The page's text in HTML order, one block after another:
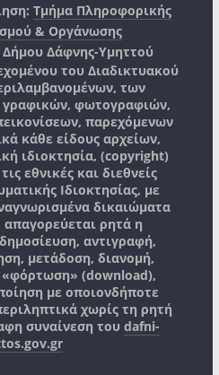
Τμήμα Πληροφορικής
& Οργάνωσης
Δήμου Δάφνης-Υμηττού
του Διαδικτυακού
των
γραφικών, φωτογραφιών,
παρεχόμενων
κάθε είδους αρχείων,
ιδιοκτησία, (copyright)
εθνικές και διεθνείς
Ιδιοκτησίας, με
δικαιώματα
ρητά η
αντιγραφή,
μετάδοση, διανομή,
«φόρτωση» (download),
με οποιονδήποτε
χωρίς τη ρητή
συναίνεση του dafni-